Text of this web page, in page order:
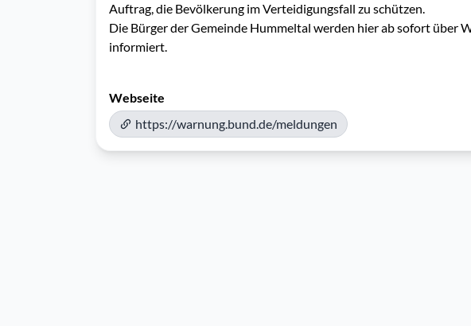
Auftrag, die Bevölkerung im Verteidigungsfall zu schützen.
Die Bürger der Gemeinde Hummeltal werden hier ab sofort über
informiert.
Webseite
https://warnung.bund.de/meldungen